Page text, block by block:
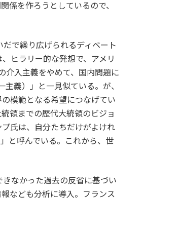
係を作ろうとしているので、
で繰り広げられるディベート
ヒラリー的な発想で、アメリ
介入主義をやめて、国内問題に
義）」と一見似ている。が、
模範となる希望につなげてい
領までの歴代大統領のビジョ
氏は、自分たちだけがよけれ
と呼んでいる。これから、世
なかった過去の反省に基づい
なども分析に導入。フランス